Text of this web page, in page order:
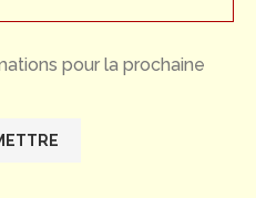
pour la prochaine